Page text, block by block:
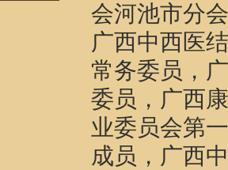
会河池市分
广西中西医
常务委员，
委员，广西
业委员会第
成员，广西